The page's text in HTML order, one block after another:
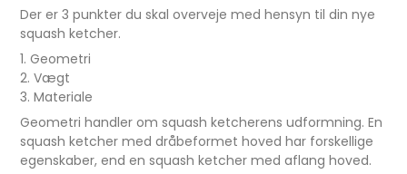
Der er 3 punkter du skal overveje med hensyn til din nye
squash ketcher.
1. Geometri
2. Vægt
3. Materiale
Geometri handler om squash ketcherens udformning. En
squash ketcher med dråbeformet hoved har forskellige
egenskaber, end en squash ketcher med aflang hoved.